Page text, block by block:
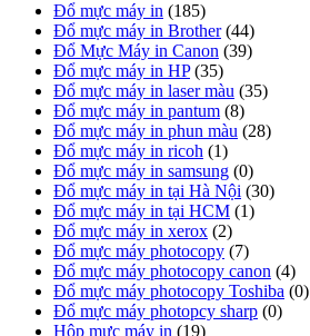
Đổ mực máy in (185)
Đổ mực máy in Brother (44)
Đổ Mực Máy in Canon (39)
Đổ mực máy in HP (35)
Đổ mực máy in laser màu (35)
Đổ mực máy in pantum (8)
Đổ mực máy in phun màu (28)
Đổ mực máy in ricoh (1)
Đổ mực máy in samsung (0)
Đổ mực máy in tại Hà Nội (30)
Đổ mực máy in tại HCM (1)
Đổ mực máy in xerox (2)
Đổ mực máy photocopy (7)
Đổ mực máy photocopy canon (4)
Đổ mực máy photocopy Toshiba (0)
Đổ mực máy photopcy sharp (0)
Hộp mực máy in (19)